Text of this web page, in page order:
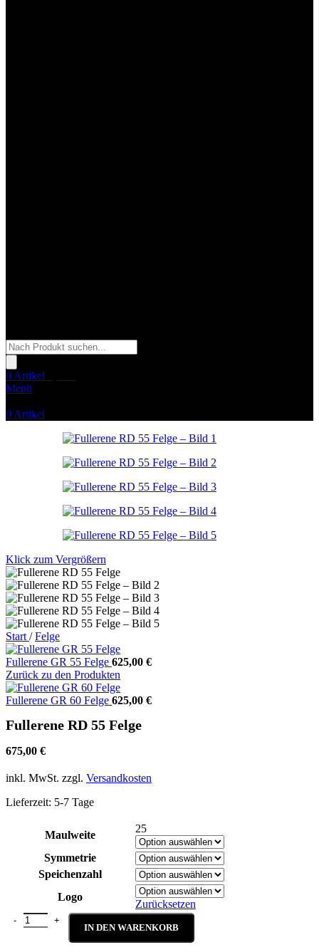
Products
search
0 Artikel
Menü
0 Artikel
Klick zum Vergrößern
Start / Felge
Fullerene GR 55 Felge 625,00 €
Zurück zu den Produkten
Fullerene GR 60 Felge 625,00 €
Fullerene RD 55 Felge
675,00 €
inkl. MwSt. zzgl. Versandkosten
Lieferzeit: 5-7 Tage
Maulweite
25
Symmetrie
Speichenzahl
Logo
Zurücksetzen
Fullerene RD 55 Felge Menge
IN DEN WARENKORB